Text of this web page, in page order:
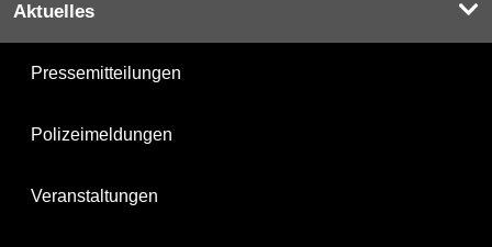
Aktuelles
Pressemitteilungen
Polizeimeldungen
Veranstaltungen